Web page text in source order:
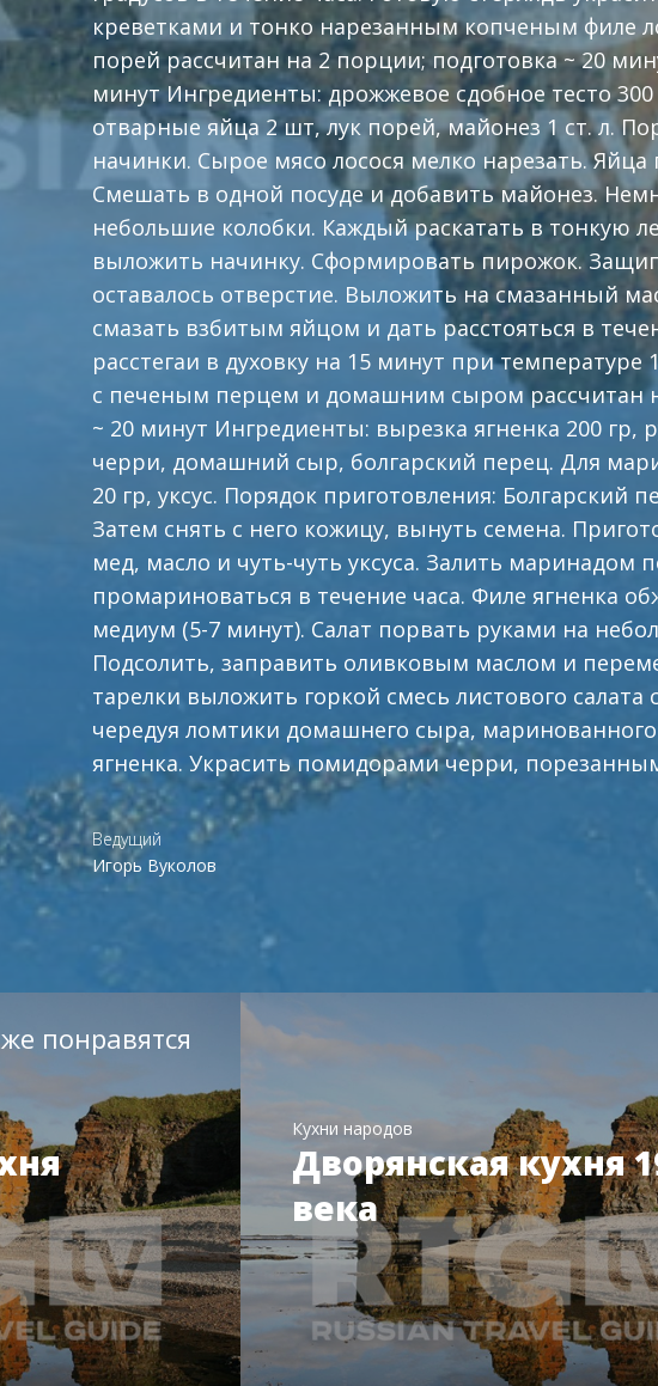
креветками и тонко нарезанным копченым филе
порей рассчитан на 2 порции; подготовка ~ 20
минут Ингредиенты: дрожжевое сдобное тесто 300
отварные яйца 2 шт, лук порей, майонез 1 ст. л.
начинки. Сырое мясо лосося мелко нарезать.
Смешать в одной посуде и добавить майонез.
небольшие колобки. Каждый раскатать в тонкую
выложить начинку. Сформировать пирожок.
оставалось отверстие. Выложить на смазанный
смазать взбитым яйцом и дать расстояться в
расстегаи в духовку на 15 минут при температуре
с печеным перцем и домашним сыром рассчитан
~ 20 минут Ингредиенты: вырезка ягненка 200 гр,
черри, домашний сыр, болгарский перец. Для
20 гр, уксус. Порядок приготовления: Болгарский
Затем снять с него кожицу, вынуть семена.
мед, масло и чуть-чуть уксуса. Залить
промариноваться в течение часа. Филе ягненка
медиум (5-7 минут). Салат порвать руками на
Подсолить, заправить оливковым маслом и
тарелки выложить горкой смесь листового салата
чередуя ломтики домашнего сыра,
ягненка. Украсить помидорами черри,
Ведущий
Игорь Вуколов
понравятся
Кухни народов
Дворянская кухня
века